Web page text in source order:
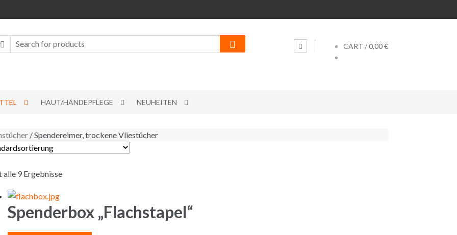
CART /0,00 €
HAUT/HÄNDEPFLEGE NEUHEITEN
/ Spendereimer, trockene Vliestücher
alle 9 Ergebnisse
Spenderbox „Flachstapel“